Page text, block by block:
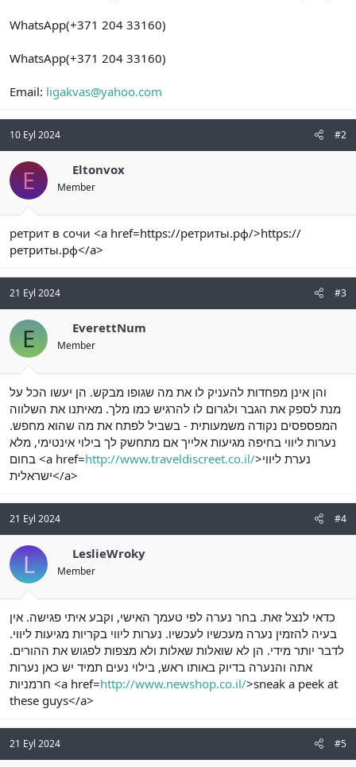
WhatsApp(+371 204 33160)
WhatsApp(+371 204 33160)
Email: ligakvas@yahoo.com
10 Eyl 2024 #2
E Eltonvox
Member
ретрит в сочи <a href=https://ретриты.рф/>https://
ретриты.рф</a>
21 Eyl 2024 #3
E EverettNum
Member
והן אינן מפחדות להעניק לו את מה שגופו מבקש. הן יעשו הכל על
מנת לספק את הגבר ולגרום לו להרגיש כמו מלך. מאיתנו את השלווה
המפספסים נקודה משמעותית - בשביל לפתח את מה שהוא מחפש.
נערות ליווי בחיפה מגיעות אלייך אם מתחשק לך בילוי אינטימי, מלא
בחום <a href=http://www.traveldiscreet.co.il/>נערת ליווי
ישראלית</a>
21 Eyl 2024 #4
L LeslieWroky
Member
כדאי לנצל זאת. בחר נערה לפי טעמך האישי, וקבע איתי פגישה. אין
בעיה להזמין נערה מעכשיו לעכשיו. נערות ליווי בקריות מגיעות ליווי.
לדבר יותר מידי. הן לא שואלות שאלות ולא מצפות לפגוש את ההורים.
אתה והנערה בדיוק באותו ראש, בילוי נעים תמיד יש כאן נערות
חרמניות <a href=http://www.newshop.co.il/>sneak a peek at
these guys</a>
21 Eyl 2024 #5